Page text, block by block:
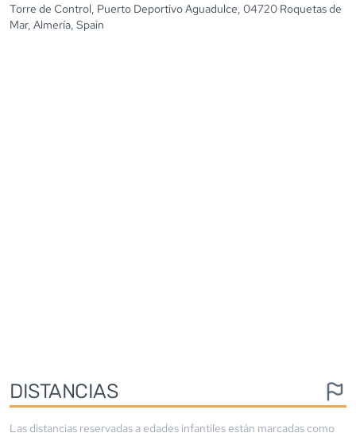
Torre de Control, Puerto Deportivo Aguadulce, 04720 Roquetas de
Mar, Almería, Spain
DISTANCIAS
Las distancias reservadas a edades infantiles están marcadas como